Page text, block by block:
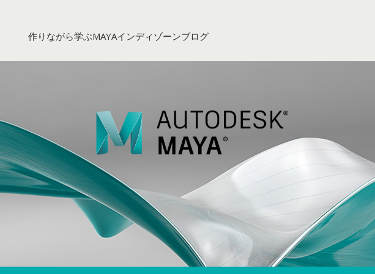
ン
キ
ッ
プ
作りながら学ぶMAYAインディゾーンブログ